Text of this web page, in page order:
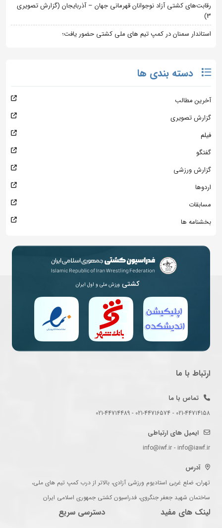
رقابت‌های کشتی آزاد نوجوانان قهرمانی جهان – آذربایجان (گزارش تصویری
3)
استاندار سمنان در کمپ تیم های ملی کشتی حضور یافت؛
دسته بندی ها
آخرین مطالب
گزارش تصویری
فیلم
گفتگو
گزارش ورزشی
اردوها
مسابقات
بخشنامه ها
کشتی ورزش ملی و اول ایران
ارتباط با ما
تماس با ما
021-44714158 - 021-44716574 - 021-44714489
ایمیل های ارتباطی
info@iwf.ir - info@iawf.ir
آدرس
تهران، ضلع غربی استادیوم ورزشی آزادی، بالاتر از درب کمپ تیم های ملی،
ساختمان شهید جعفر جنگروی، فدراسیون کشتی جمهوری اسلامی ایران
لینک های مفید دسترسی سریع